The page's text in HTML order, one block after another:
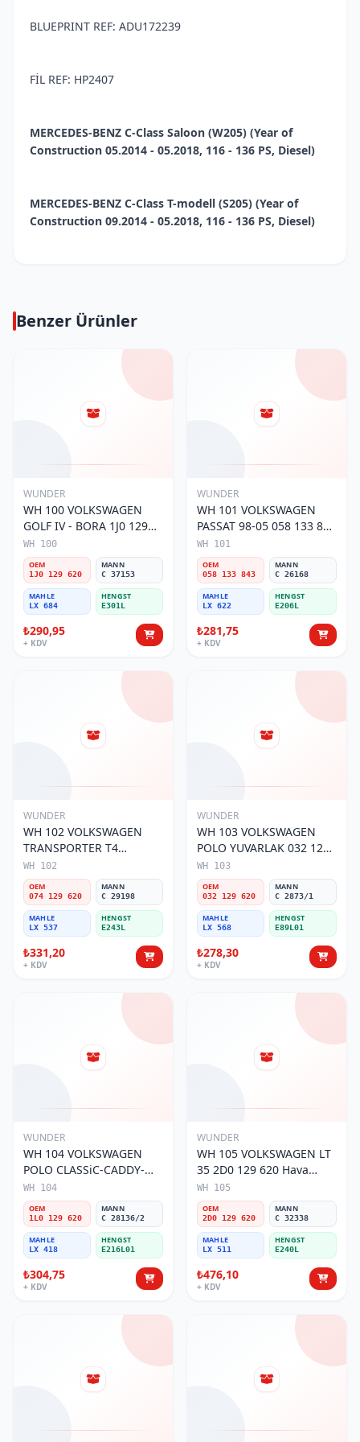
BLUEPRINT REF: ADU172239
FİL REF: HP2407
MERCEDES-BENZ C-Class Saloon (W205) (Year of
Construction 05.2014 - 05.2018, 116 - 136 PS, Diesel)
MERCEDES-BENZ C-Class T-modell (S205) (Year of
Construction 09.2014 - 05.2018, 116 - 136 PS, Diesel)
Benzer Ürünler
WUNDER
WH 100 VOLKSWAGEN
GOLF IV - BORA 1J0 129
620 Hava Filtresi
WH 100
OEM
1J0 129 620
MANN
C 37153
MAHLE
LX 684
HENGST
E301L
₺290,95
+ KDV
WUNDER
WH 101 VOLKSWAGEN
PASSAT 98-05 058 133 843
Hava Filtresi
WH 101
OEM
058 133 843
MANN
C 26168
MAHLE
LX 622
HENGST
E206L
₺281,75
+ KDV
WUNDER
WH 102 VOLKSWAGEN
TRANSPORTER T4
(SÜNGERSiZ) 074 129 620
Hava Filtresi
WH 102
OEM
074 129 620
MANN
C 29198
MAHLE
LX 537
HENGST
E243L
₺331,20
+ KDV
WUNDER
WH 103 VOLKSWAGEN
POLO YUVARLAK 032 129
620 Hava Filtresi
WH 103
OEM
032 129 620
MANN
C 2873/1
MAHLE
LX 568
HENGST
E89L01
₺278,30
+ KDV
WUNDER
WH 104 VOLKSWAGEN
POLO CLASSiC-CADDY-
SEAT iBiZA 1L0 129 620
Hava Filtresi
WH 104
OEM
1L0 129 620
MANN
C 28136/2
MAHLE
LX 418
HENGST
E216L01
₺304,75
+ KDV
WUNDER
WH 105 VOLKSWAGEN LT
35 2D0 129 620 Hava
Filtresi
WH 105
OEM
2D0 129 620
MANN
C 32338
MAHLE
LX 511
HENGST
E240L
₺476,10
+ KDV